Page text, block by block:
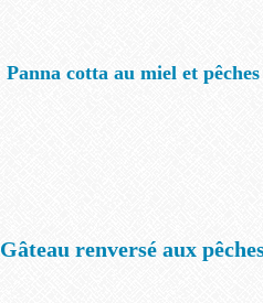
Panna cotta au miel et pêches
Gâteau renversé aux